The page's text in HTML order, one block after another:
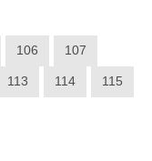
106 107
113 114 115